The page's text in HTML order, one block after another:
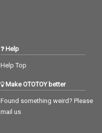
Help
Help Top
Make OTOTOY better
Found something weird? Please
mail us